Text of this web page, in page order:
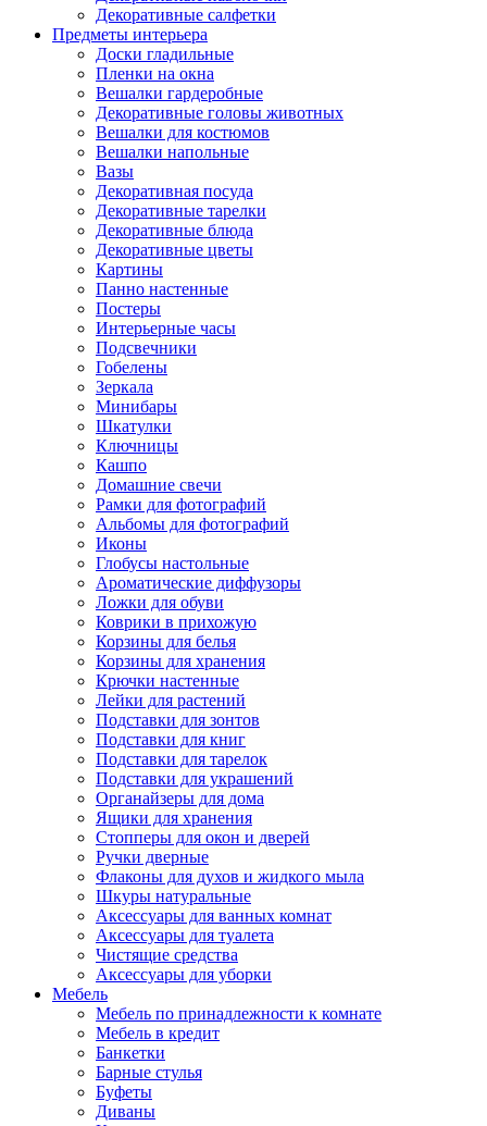
Декоративные салфетки
Предметы интерьера
Доски гладильные
Пленки на окна
Вешалки гардеробные
Декоративные головы животных
Вешалки для костюмов
Вешалки напольные
Вазы
Декоративная посуда
Декоративные тарелки
Декоративные блюда
Декоративные цветы
Картины
Панно настенные
Постеры
Интерьерные часы
Подсвечники
Гобелены
Зеркала
Минибары
Шкатулки
Ключницы
Кашпо
Домашние свечи
Рамки для фотографий
Альбомы для фотографий
Иконы
Глобусы настольные
Ароматические диффузоры
Ложки для обуви
Коврики в прихожую
Корзины для белья
Корзины для хранения
Крючки настенные
Лейки для растений
Подставки для зонтов
Подставки для книг
Подставки для тарелок
Подставки для украшений
Органайзеры для дома
Ящики для хранения
Стопперы для окон и дверей
Ручки дверные
Флаконы для духов и жидкого мыла
Шкуры натуральные
Аксессуары для ванных комнат
Аксессуары для туалета
Чистящие средства
Аксессуары для уборки
Мебель
Мебель по принадлежности к комнате
Мебель в кредит
Банкетки
Барные стулья
Буфеты
Диваны